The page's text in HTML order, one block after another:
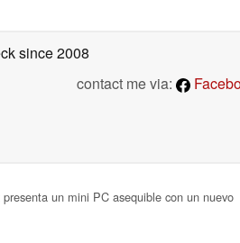
since 2008
contact me via:
un mini PC asequible con un nuevo